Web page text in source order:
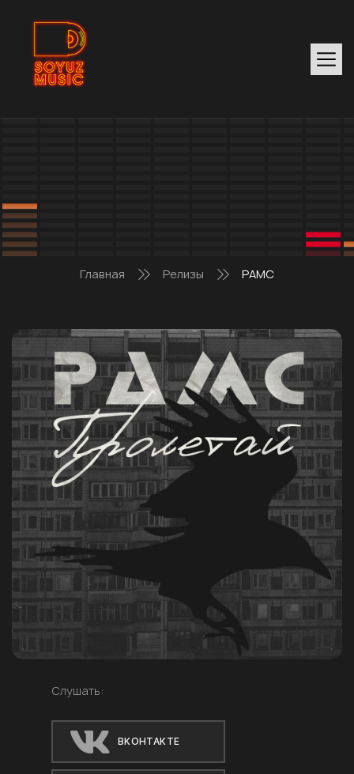
Главная Релизы РАМС
Слушать:
ВКОНТАКТЕ